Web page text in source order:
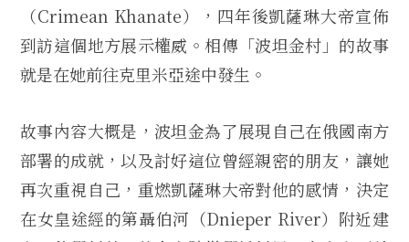
（Crimean Khanate），四年後凱薩琳大帝宣佈
到訪這個地方展示權威。相傳「波坦金村」的故事
就是在她前往克里米亞途中發生。
故事內容大概是，波坦金為了展現自己在俄國南方
部署的成就，以及討好這位曾經親密的朋友，讓她
再次重視自己，重燃凱薩琳大帝對他的感情，決定
在女皇途經的第聶伯河（Dnieper River）附近建